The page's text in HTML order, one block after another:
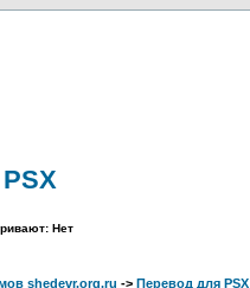
Нет
shedevr.org.ru -> Перевод для PSX